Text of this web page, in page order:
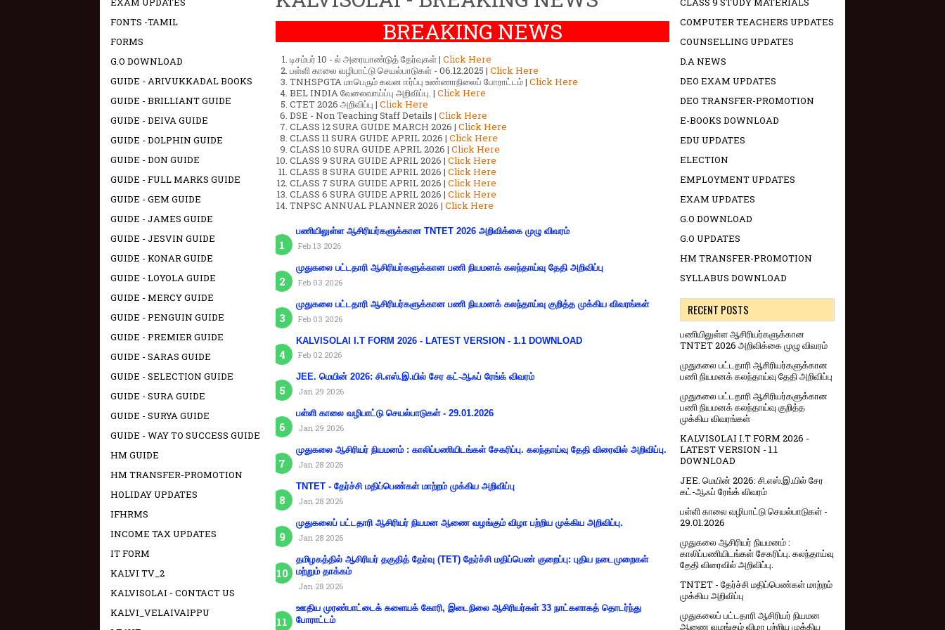
BREAKING NEWS
டிசம்பர் 10 - ல் அரையாண்டுத் தேர்வுகள் | Click Here
பள்ளி காலை வழிபாட்டு செயல்பாடுகள் - 06.12.2025 | Click Here
TNHSPGTA மாபெரும் கவன ஈர்ப்பு உண்ணாநிலைப் போராட்டம் | Click Here
BEL INDIA வேலைவாய்ப்பு அறிவிப்பு. | Click Here
CTET 2026 அறிவிப்பு | Click Here
DSE - Non Teaching Staff Details | Click Here
CLASS 12 SURA GUIDE MARCH 2026 | Click Here
CLASS 11 SURA GUIDE APRIL 2026 | Click Here
CLASS 10 SURA GUIDE APRIL 2026 | Click Here
CLASS 9 SURA GUIDE APRIL 2026 | Click Here
CLASS 8 SURA GUIDE APRIL 2026 | Click Here
CLASS 7 SURA GUIDE APRIL 2026 | Click Here
CLASS 6 SURA GUIDE APRIL 2026 | Click Here
TNPSC ANNUAL PLANNER 2026 | Click Here
பணியிலுள்ள ஆசிரியர்களுக்கான TNTET 2026 அறிவிக்கை முழு விவரம்
Feb 13 2026
முதுகலை பட்டதாரி ஆசிரியர்களுக்கான பணி நியமனக் கலந்தாய்வு தேதி அறிவிப்பு
Feb 03 2026
முதுகலை பட்டதாரி ஆசிரியர்களுக்கான பணி நியமனக் கலந்தாய்வு குறித்த முக்கிய விவரங்கள்
Feb 03 2026
KALVISOLAI I.T FORM 2026 - LATEST VERSION - 1.1 DOWNLOAD
Feb 02 2026
JEE. மெயின் 2026: சி.எஸ்.இ.யில் சேர கட்-ஆஃப் ரேங்க் விவரம்
Jan 29 2026
பள்ளி காலை வழிபாட்டு செயல்பாடுகள் - 29.01.2026
Jan 29 2026
முதுகலை ஆசிரியர் நியமனம் : காலிப்பணியிடங்கள் சேகரிப்பு. கலந்தாய்வு தேதி விரைவில் அறிவிப்பு.
Jan 28 2026
TNTET - தேர்ச்சி மதிப்பெண்கள் மாற்றம் முக்கிய அறிவிப்பு
Jan 28 2026
முதுகலைப் பட்டதாரி ஆசிரியர் நியமன ஆணை வழங்கும் விழா பற்றிய முக்கிய அறிவிப்பு.
Jan 28 2026
தமிழகத்தில் ஆசிரியர் தகுதித் தேர்வு (TET) தேர்ச்சி மதிப்பெண் குறைப்பு: புதிய நடைமுறைகள்
மற்றும் தாக்கம்
Jan 28 2026
ஊதிய முரண்பாட்டைக் களையக் கோரி, இடைநிலை ஆசிரியர்கள் 33 நாட்களாகத் தொடர்ந்து
போராட்டம்
FONTS -TAMIL
FORMS
G.O DOWNLOAD
GUIDE - ARIVUKKADAL BOOKS
GUIDE - BRILLIANT GUIDE
GUIDE - DEIVA GUIDE
GUIDE - DOLPHIN GUIDE
GUIDE - DON GUIDE
GUIDE - FULL MARKS GUIDE
GUIDE - GEM GUIDE
GUIDE - JAMES GUIDE
GUIDE - JESVIN GUIDE
GUIDE - KONAR GUIDE
GUIDE - LOYOLA GUIDE
GUIDE - MERCY GUIDE
GUIDE - PENGUIN GUIDE
GUIDE - PREMIER GUIDE
GUIDE - SARAS GUIDE
GUIDE - SELECTION GUIDE
GUIDE - SURA GUIDE
GUIDE - SURYA GUIDE
GUIDE - WAY TO SUCCESS GUIDE
HM GUIDE
HM TRANSFER-PROMOTION
HOLIDAY UPDATES
IFHRMS
INCOME TAX UPDATES
IT FORM
KALVI TV_2
KALVISOLAI - CONTACT US
KALVI_VELAIVAIPPU
COMPUTER TEACHERS UPDATES
COUNSELLING UPDATES
D.A NEWS
DEO EXAM UPDATES
DEO TRANSFER-PROMOTION
E-BOOKS DOWNLOAD
EDU UPDATES
ELECTION
EMPLOYMENT UPDATES
EXAM UPDATES
G.O DOWNLOAD
G.O UPDATES
HM TRANSFER-PROMOTION
SYLLABUS DOWNLOAD
RECENT POSTS
பணியிலுள்ள ஆசிரியர்களுக்கான
TNTET 2026 அறிவிக்கை முழு விவரம்
முதுகலை பட்டதாரி ஆசிரியர்களுக்கான
பணி நியமனக் கலந்தாய்வு தேதி அறிவிப்பு
முதுகலை பட்டதாரி ஆசிரியர்களுக்கான
பணி நியமனக் கலந்தாய்வு குறித்த
முக்கிய விவரங்கள்
KALVISOLAI I.T FORM 2026 -
LATEST VERSION - 1.1
DOWNLOAD
JEE. மெயின் 2026: சி.எஸ்.இ.யில் சேர
கட்-ஆஃப் ரேங்க் விவரம்
பள்ளி காலை வழிபாட்டு செயல்பாடுகள் -
29.01.2026
முதுகலை ஆசிரியர் நியமனம் :
காலிப்பணியிடங்கள் சேகரிப்பு. கலந்தாய்வு
தேதி விரைவில் அறிவிப்பு.
TNTET - தேர்ச்சி மதிப்பெண்கள் மாற்றம்
முக்கிய அறிவிப்பு
முதுகலைப் பட்டதாரி ஆசிரியர் நியமன
ஆணை வழங்கும் விழா பற்றிய முக்கிய